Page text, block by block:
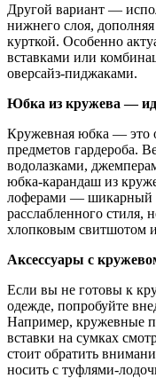
Другой вариант —
нижнего слоя,
курткой. Особенно
вставками или
оверсайз-пиджаками.
Юбка из кружева —
Кружевная юбка — это
предметов гардероба.
водолазками,
юбка-карандаш из
лоферами — шикарный
расслабленного
хлопковым свитшотом
Аксессуары с
Если вы не готовы к
одежде, попробуйте
Например, кружевные
вставки на сумках
стоит обратить
носить с туфлями-